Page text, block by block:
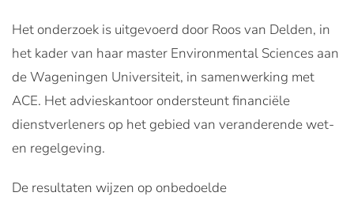
Het onderzoek is uitgevoerd door Roos van Delden, in
het kader van haar master Environmental Sciences aan
de Wageningen Universiteit, in samenwerking met
ACE. Het advieskantoor ondersteunt financiële
dienstverleners op het gebied van veranderende wet-
en regelgeving.
De resultaten wijzen op onbedoelde